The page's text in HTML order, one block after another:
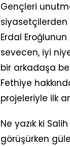
Gençleri
siyasetçilerden
Erdal
sevecen, iyi
bir arkadaşa
Fethiye
projeleriyle ilk
Ne yazık ki
görüşürken